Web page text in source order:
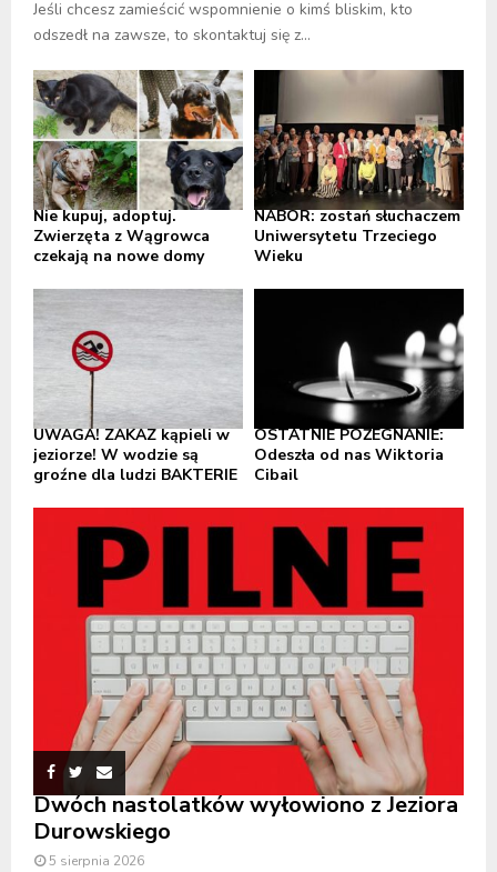
Jeśli chcesz zamieścić wspomnienie o kimś bliskim, kto
odszedł na zawsze, to skontaktuj się z...
Nie kupuj, adoptuj.
Zwierzęta z Wągrowca
czekają na nowe domy
NABÓR: zostań słuchaczem
Uniwersytetu Trzeciego
Wieku
UWAGA! ZAKAZ kąpieli w
jeziorze! W wodzie są
groźne dla ludzi BAKTERIE
OSTATNIE POŻEGNANIE:
Odeszła od nas Wiktoria
Cibail
Dwóch nastolatków wyłowiono z Jeziora
Durowskiego
5 sierpnia 2026